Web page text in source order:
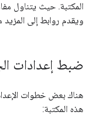
المكتبة. حيث يتناول
ويقدم روابط إلى المزيد
ضبط إعدادات
هناك بعض خطوات
هذه المكتبة: